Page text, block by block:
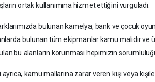
ortak kullanımına hizmet ettiğini vurguladı.
bulunan kamelya, bank ve çocuk
bulunan tüm ekipmanlar kamu malıdır ve
bu alanların korunması hepimizin
ayrıca, kamu mallarına zarar veren kişi veya